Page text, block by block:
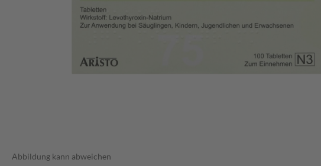
Abbildung kann abweichen